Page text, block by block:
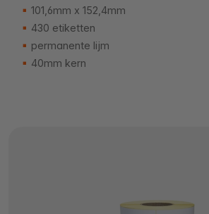
101,6mm x 152,4mm
430 etiketten
permanente lijm
40mm kern